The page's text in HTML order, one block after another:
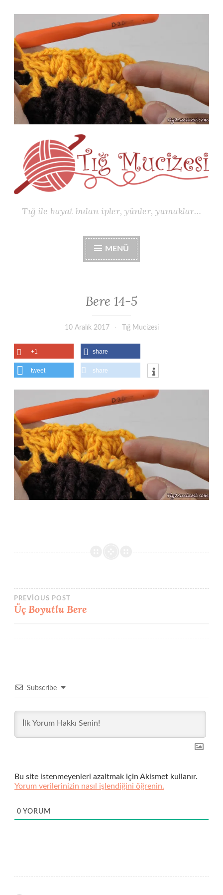
geç
Tığ ile hayat bulan ipler, yünler, yumaklar…
MENÜ
Bere 14-5
10 Aralık 2017 Tığ Mucizesi
+1 share
tweet share
Yazı
PREVIOUS POST
Üç Boyutlu Bere
Subscribe
Bu site istenmeyenleri azaltmak için Akismet kullanır.
Yorum verilerinizin nasıl işlendiğini öğrenin.
0 YORUM